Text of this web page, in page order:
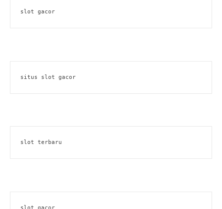
slot gacor
situs slot gacor
slot terbaru
slot gacor